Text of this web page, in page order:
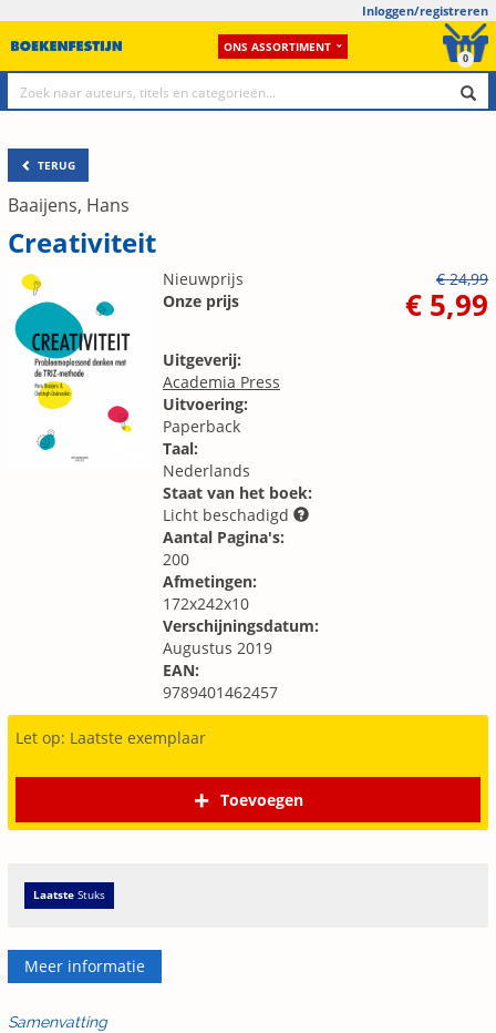
Inloggen/registreren
ONS ASSORTIMENT
0
TERUG
Baaijens, Hans
Creativiteit
Nieuwprijs
€ 24,99
Onze prijs
€ 5,99
Uitgeverij:
Academia Press
Uitvoering:
Paperback
Taal:
Nederlands
Staat van het boek:
Licht beschadigd
Aantal Pagina's:
200
Afmetingen:
172x242x10
Verschijningsdatum:
Augustus 2019
EAN:
9789401462457
Let op: Laatste exemplaar
Toevoegen
Laatste Stuks
Meer informatie
Samenvatting